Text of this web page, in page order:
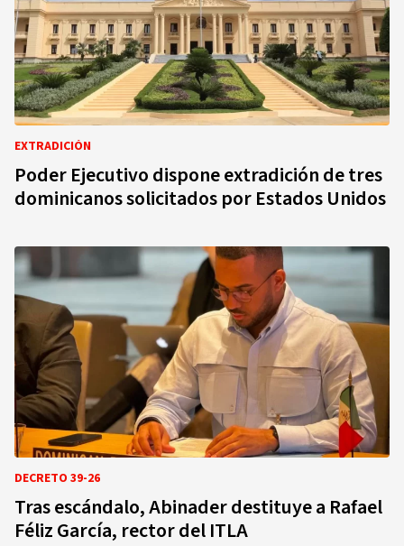
EXTRADICIÓN
Poder Ejecutivo dispone extradición de tres
dominicanos solicitados por Estados Unidos
DECRETO 39-26
Tras escándalo, Abinader destituye a Rafael
Féliz García, rector del ITLA